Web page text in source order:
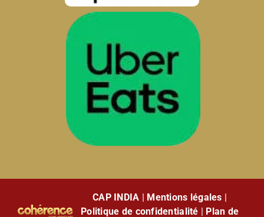
CAP INDIA Mentions légales
Politique de confidentialité
Plan de